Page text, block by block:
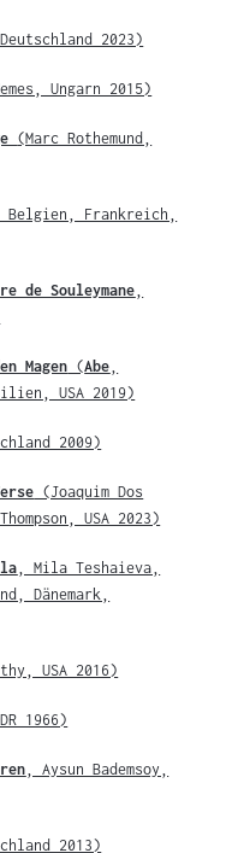
2023)
Ungarn 2015)
(Marc Rothemund,
Belgien, Frankreich,
de Souleymane
Magen (Abe
USA 2019)
2009)
(Joaquim Dos
USA 2023)
, Mila Teshaieva,
Dänemark,
USA 2016)
1966)
, Aysun Bademsoy,
2013)